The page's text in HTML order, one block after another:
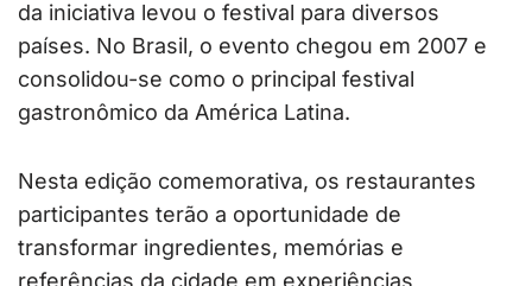
da iniciativa levou o festival para diversos
países. No Brasil, o evento chegou em 2007 e
consolidou-se como o principal festival
gastronômico da América Latina.
Nesta edição comemorativa, os restaurantes
participantes terão a oportunidade de
transformar ingredientes, memórias e